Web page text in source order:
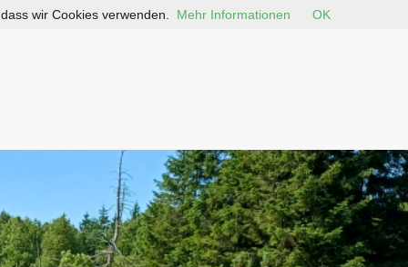
wir Cookies verwenden. Mehr Informationen OK